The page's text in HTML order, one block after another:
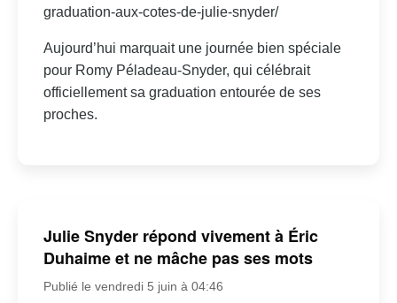
graduation-aux-cotes-de-julie-snyder/
Aujourd’hui marquait une journée bien spéciale
pour Romy Péladeau-Snyder, qui célébrait
officiellement sa graduation entourée de ses
proches.
Julie Snyder répond vivement à Éric
Duhaime et ne mâche pas ses mots
Publié le vendredi 5 juin à 04:46